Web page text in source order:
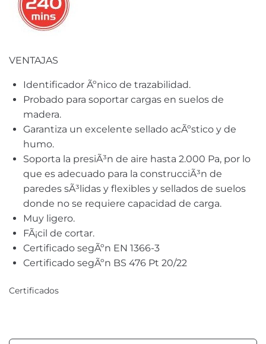
VENTAJAS
Identificador Ãºnico de trazabilidad.
Probado para soportar cargas en suelos de
madera.
Garantiza un excelente sellado acÃºstico y de
humo.
Soporta la presiÃ³n de aire hasta 2.000 Pa, por lo
que es adecuado para la construcciÃ³n de
paredes sÃ³lidas y flexibles y sellados de suelos
donde no se requiere capacidad de carga.
Muy ligero.
FÃ¡cil de cortar.
Certificado segÃºn EN 1366-3
Certificado segÃºn BS 476 Pt 20/22
Certificados